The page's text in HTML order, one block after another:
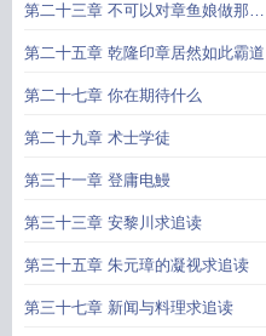
第二十三章 不可以对章鱼娘做那种
事
第二十五章 乾隆印章居然如此霸道
第二十七章 你在期待什么
第二十九章 术士学徒
第三十一章 登庸电鰻
第三十三章 安黎川求追读
第三十五章 朱元璋的凝视求追读
第三十七章 新闻与料理求追读